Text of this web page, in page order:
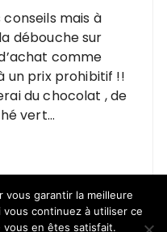
mais à
débouche sur
comme
un prix prohibitif !!
du chocolat , de
vert…
h 17 min
vous garantir la meilleure
continuez à utiliser ce
en êtes satisfait.